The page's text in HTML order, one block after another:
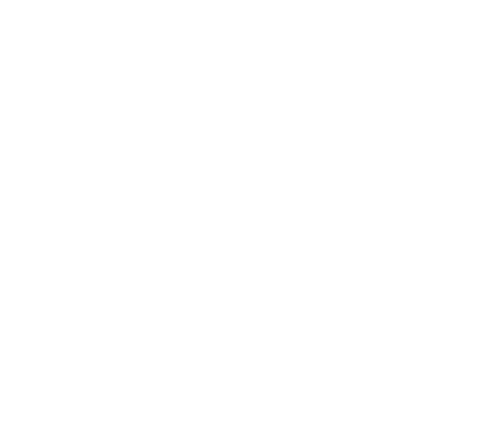
」に記載されて
はありません。
年1月12日よ